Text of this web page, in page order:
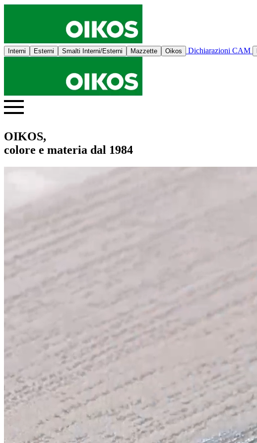
Interni Esterni Smalti Interni/Esterni Mazzette Oikos Dichiarazioni CAM
OIKOS,
colore e materia dal 1984